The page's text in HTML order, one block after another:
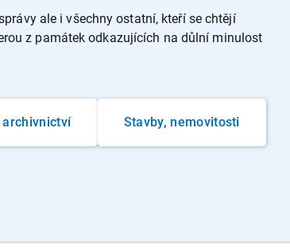
ale i všechny ostatní, kteří se chtějí
z památek odkazujících na důlní minulost
archivnictví Stavby, nemovitosti